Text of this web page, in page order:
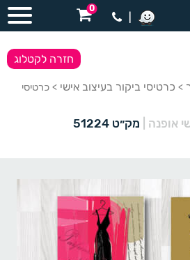
0
> כרטיסי ביקור בעיצוב אישי > כרטיסי
אופנה מק״ט 51224
חזרה לקטלוג